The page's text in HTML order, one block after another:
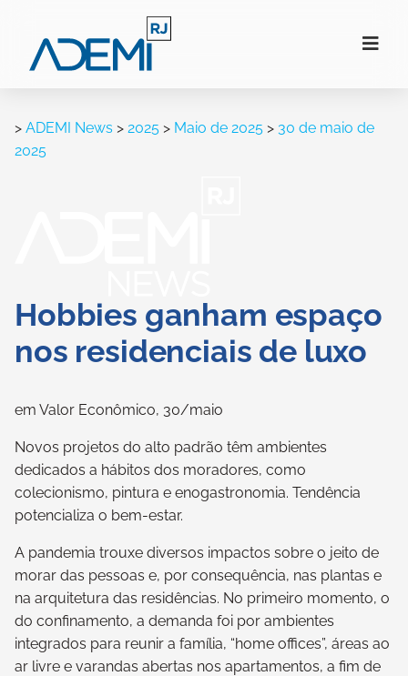
> ADEMI News > 2025 > Maio de 2025 > 30 de maio de
2025
Hobbies ganham espaço
nos residenciais de luxo
em Valor Econômico, 30/maio
Novos projetos do alto padrão têm ambientes
dedicados a hábitos dos moradores, como
colecionismo, pintura e enogastronomia. Tendência
potencializa o bem-estar.
A pandemia trouxe diversos impactos sobre o jeito de
morar das pessoas e, por consequência, nas plantas e
na arquitetura das residências. No primeiro momento, o
do confinamento, a demanda foi por ambientes
integrados para reunir a família, “home offices”, áreas ao
ar livre e varandas abertas nos apartamentos, a fim de